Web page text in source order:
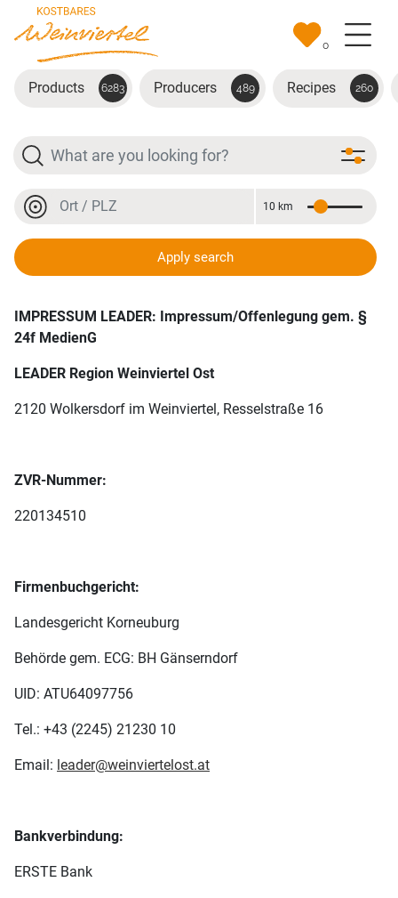
Skip to main content
0
Products 6283 Producers 489 Recipes 260
Search
Location or postal code
Distance
10 km
Apply search
Imprint
IMPRESSUM LEADER: Impressum/Offenlegung gem. §
24f MedienG
LEADER Region Weinviertel Ost
2120 Wolkersdorf im Weinviertel, Resselstraße 16
ZVR-Nummer:
220134510
Firmenbuchgericht:
Landesgericht Korneuburg
Behörde gem. ECG: BH Gänserndorf
UID: ATU64097756
Tel.: +43 (2245) 21230 10
Email: leader@weinviertelost.at
Bankverbindung:
ERSTE Bank